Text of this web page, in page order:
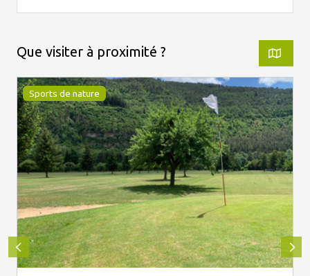
Que visiter à proximité ?
Sports de nature